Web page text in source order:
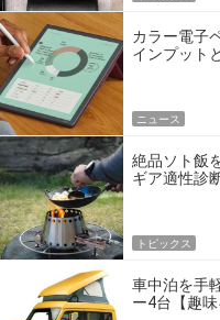
カラー電子
インプット
ニュース
絶品ソト飯
ギア適性診断
トピックス
車中泊を手
ー4台【趣味